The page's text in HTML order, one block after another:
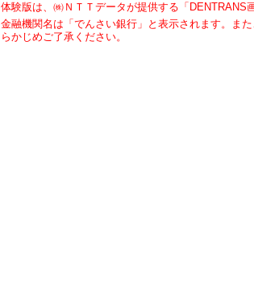
体験版は、㈱ＮＴＴデータが提供する「DENTRANS
金融機関名は「でんさい銀行」と表示されます。ま
らかじめご了承ください。